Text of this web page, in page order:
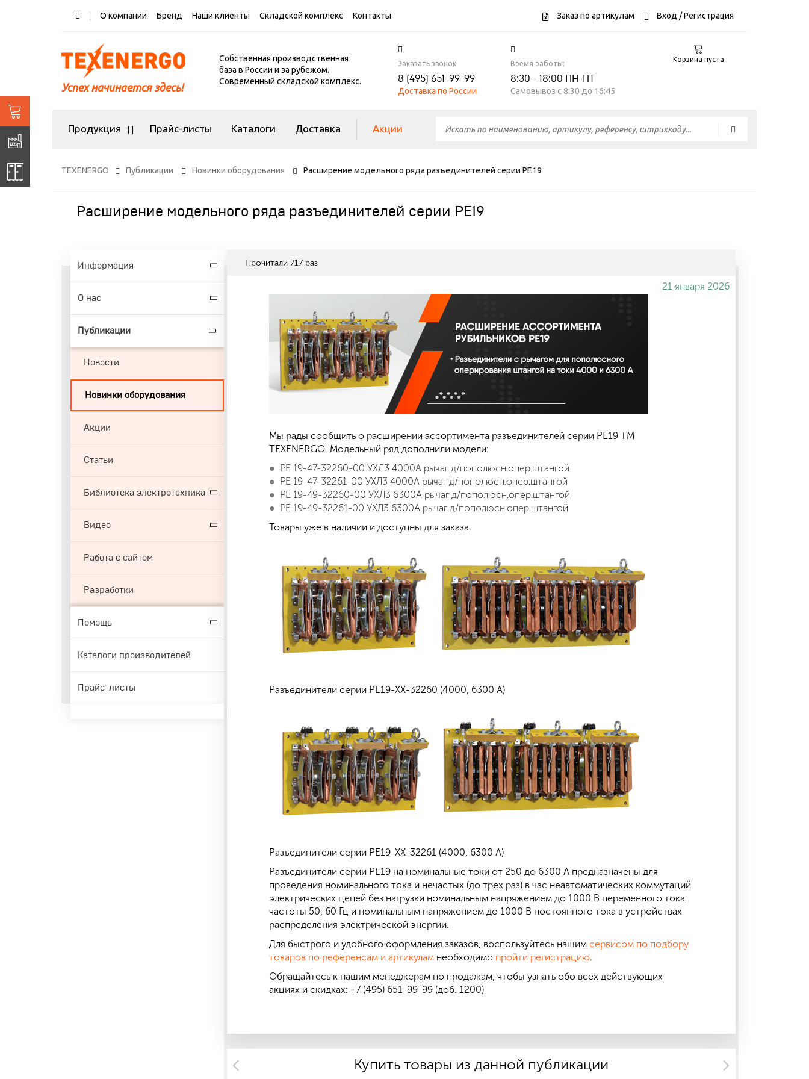
О компании Бренд Наши клиенты Складской комплекс Контакты Заказ по артикулам Вход / Регистрация
Успех начинается здесь!
Собственная производственная
база в России и за рубежом.
Современный складской комплекс.
Заказать звонок
8 (495) 651-99-99
Доставка по России
Время работы:
8:30 - 18:00 ПН-ПТ
Самовывоз c 8:30 до 16:45
Корзина пуста
Продукция Прайс-листы Каталоги Доставка Акции
TEXENERGO Публикации Новинки оборудования Расширение модельного ряда разъединителей серии РЕ19
Расширение модельного ряда разъединителей серии РЕ19
Информация
О нас
Публикации
Новости
Новинки оборудования
Акции
Статьи
Библиотека электротехника
Видео
Работа с сайтом
Разработки
Помощь
Каталоги производителей
Прайс-листы
Прочитали 717 раз
21 января 2026
Мы рады сообщить о расширении ассортимента разъединителей серии РЕ19 ТМ
TEXENERGO. Модельный ряд дополнили модели:
РЕ 19-47-32260-00 УХЛ3 4000А рычаг д/пополюсн.опер.штангой
РЕ 19-47-32261-00 УХЛ3 4000А рычаг д/пополюсн.опер.штангой
РЕ 19-49-32260-00 УХЛ3 6300А рычаг д/пополюсн.опер.штангой
РЕ 19-49-32261-00 УХЛ3 6300А рычаг д/пополюсн.опер.штангой
Товары уже в наличии и доступны для заказа.
Разъединители серии РЕ19-ХХ-32260 (4000, 6300 А)
Разъединители серии РЕ19-ХХ-32261 (4000, 6300 А)
Разъединители серии РЕ19 на номинальные токи от 250 до 6300 А предназначены для
проведения номинального тока и нечастых (до трех раз) в час неавтоматических коммутаций
электрических цепей без нагрузки номинальным напряжением до 1000 В переменного тока
частоты 50, 60 Гц и номинальным напряжением до 1000 В постоянного тока в устройствах
распределения электрической энергии.
Для быстрого и удобного оформления заказов, воспользуйтесь нашим сервисом по подбору
товаров по референсам и артикулам необходимо пройти регистрацию.
Обращайтесь к нашим менеджерам по продажам, чтобы узнать обо всех действующих
акциях и скидках: +7 (495) 651-99-99 (доб. 1200)
Купить товары из данной публикации